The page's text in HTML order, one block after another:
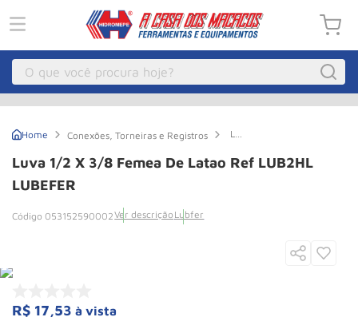
O que você procura hoje?
Conexões, Torneiras e Registros
Luva
x
3/8
Luva 1/2 X 3/8 Femea De Latao Ref LUB2HL
LUBEFER
053152590002Ver descrição Lubfer
R$ 17,53 à vista
Guincho Eletrico
3 Macaco Hidraulico
8 Roda